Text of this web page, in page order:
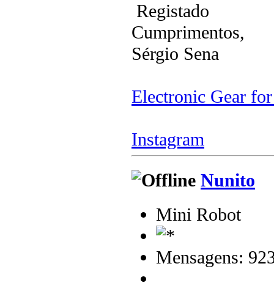
Registado
Cumprimentos,
Sérgio Sena
Electronic Gear
Instagram
Nunito
Mini Robot
Mensagens: